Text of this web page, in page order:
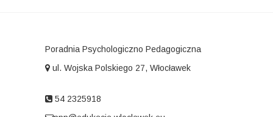
Poradnia Psychologiczno Pedagogiczna
ul. Wojska Polskiego 27, Włocławek
54 2325918